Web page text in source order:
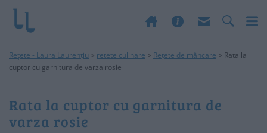
Rețete - Laura Laurențiu > retete culinare > Rețete de mâncare > Rata la
cuptor cu garnitura de varza rosie
Rata la cuptor cu garnitura de
varza rosie